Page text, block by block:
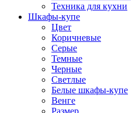
Техника для кухни
Шкафы-купе
Цвет
Коричневые
Серые
Темные
Черные
Светлые
Белые шкафы-купе
Венге
Размер